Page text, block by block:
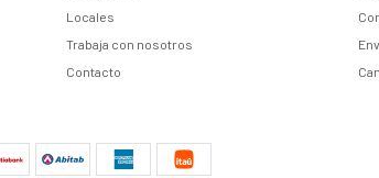
Locales
Trabaja con nosotros
Contacto